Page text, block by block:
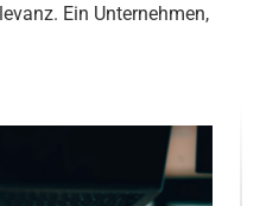
Ein Unternehmen,